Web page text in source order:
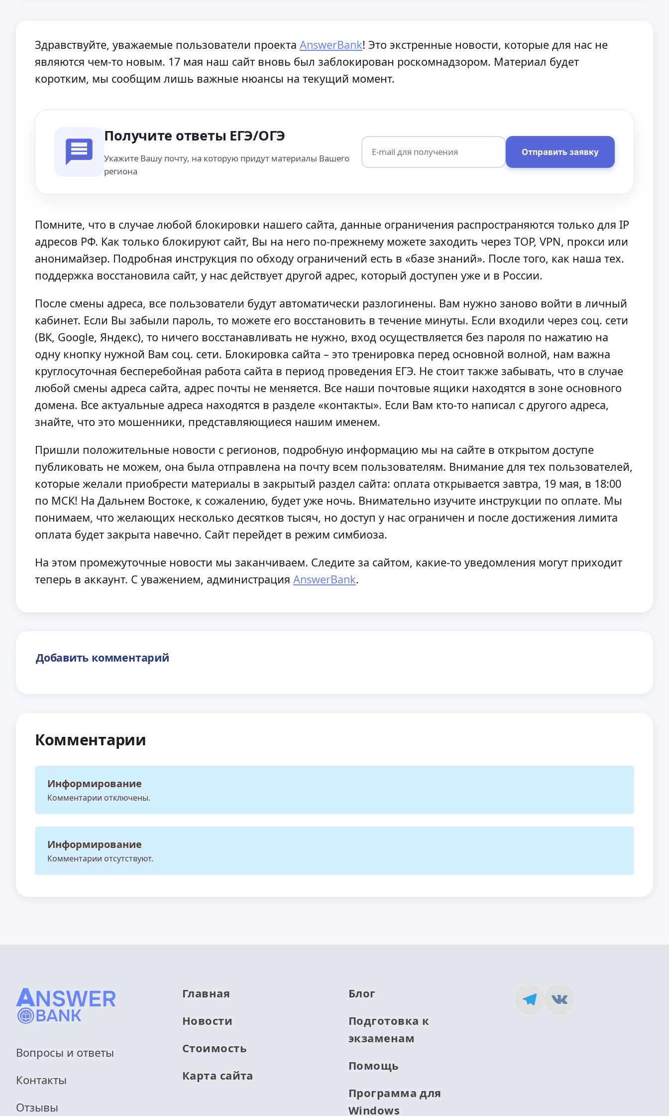
Здравствуйте, уважаемые пользователи проекта AnswerBank! Это экстренные новости, которые для нас не
являются чем-то новым. 17 мая наш сайт вновь был заблокирован роскомнадзором. Материал будет
коротким, мы сообщим лишь важные нюансы на текущий момент.
Получите ответы ЕГЭ/ОГЭ
Укажите Вашу почту, на которую придут материалы Вашего
региона
Отправить заявку
Помните, что в случае любой блокировки нашего сайта, данные ограничения распространяются только для IP
адресов РФ. Как только блокируют сайт, Вы на него по-прежнему можете заходить через ТОР, VPN, прокси или
анонимайзер. Подробная инструкция по обходу ограничений есть в «базе знаний». После того, как наша тех.
поддержка восстановила сайт, у нас действует другой адрес, который доступен уже и в России.
После смены адреса, все пользователи будут автоматически разлогинены. Вам нужно заново войти в личный
кабинет. Если Вы забыли пароль, то можете его восстановить в течение минуты. Если входили через соц. сети
(ВК, Google, Яндекс), то ничего восстанавливать не нужно, вход осуществляется без пароля по нажатию на
одну кнопку нужной Вам соц. сети. Блокировка сайта – это тренировка перед основной волной, нам важна
круглосуточная бесперебойная работа сайта в период проведения ЕГЭ. Не стоит также забывать, что в случае
любой смены адреса сайта, адрес почты не меняется. Все наши почтовые ящики находятся в зоне основного
домена. Все актуальные адреса находятся в разделе «контакты». Если Вам кто-то написал с другого адреса,
знайте, что это мошенники, представляющиеся нашим именем.
Пришли положительные новости с регионов, подробную информацию мы на сайте в открытом доступе
публиковать не можем, она была отправлена на почту всем пользователям. Внимание для тех пользователей,
которые желали приобрести материалы в закрытый раздел сайта: оплата открывается завтра, 19 мая, в 18:00
по МСК! На Дальнем Востоке, к сожалению, будет уже ночь. Внимательно изучите инструкции по оплате. Мы
понимаем, что желающих несколько десятков тысяч, но доступ у нас ограничен и после достижения лимита
оплата будет закрыта навечно. Сайт перейдет в режим симбиоза.
На этом промежуточные новости мы заканчиваем. Следите за сайтом, какие-то уведомления могут приходит
теперь в аккаунт. С уважением, администрация AnswerBank.
Добавить комментарий
Комментарии
Информирование
Комментарии отключены.
Информирование
Комментарии отсутствуют.
Вопросы и ответы
Контакты
Отзывы
Главная
Новости
Стоимость
Карта сайта
Блог
Подготовка к
экзаменам
Помощь
Программа для
Windows